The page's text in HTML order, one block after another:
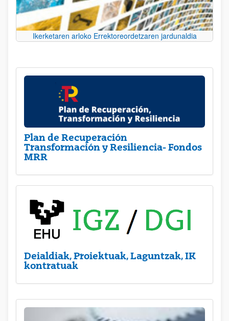
Ikerketaren arloko Errektoreordetzaren jardunaldia
Plan de Recuperación
Transformación y Resiliencia- Fondos
MRR
Deialdiak, Proiektuak, Laguntzak, IK
kontratuak